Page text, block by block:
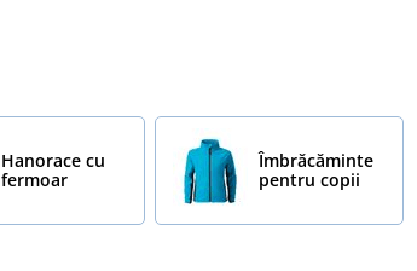
Hanorace cu
fermoar
Îmbrăcăminte
pentru copii